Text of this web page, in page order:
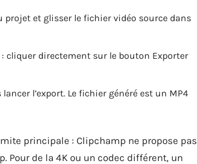
et glisser le fichier vidéo source dans
cliquer directement sur le bouton Exporter
l’export. Le fichier généré est un MP4
principale : Clipchamp ne propose pas
Pour de la 4K ou un codec différent, un